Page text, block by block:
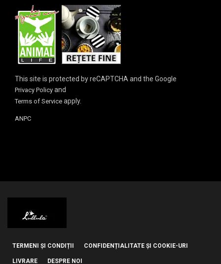
This site is protected by reCAPTCHA and the Google
Privacy Policy and
Terms of Service apply.
ANPC
TERMENI ȘI CONDIȚII CONFIDENȚIALITATE ȘI COOKIE-URI
LIVRARE DESPRE NOI